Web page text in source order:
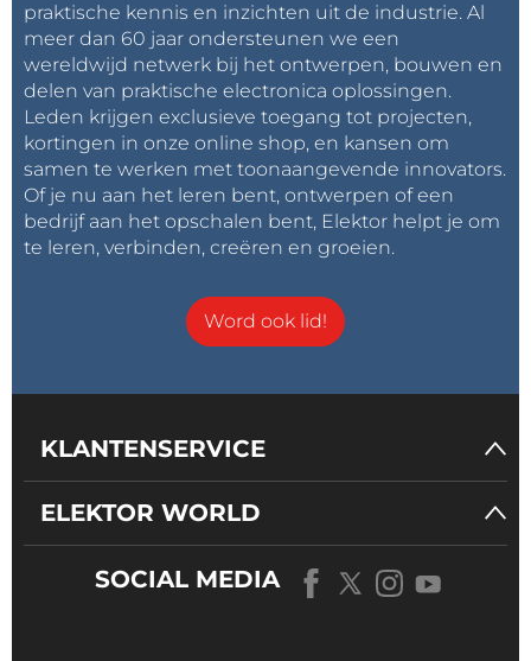
praktische kennis en inzichten uit de industrie. Al
meer dan 60 jaar ondersteunen we een
wereldwijd netwerk bij het ontwerpen, bouwen en
delen van praktische electronica oplossingen.
Leden krijgen exclusieve toegang tot projecten,
kortingen in onze online shop, en kansen om
samen te werken met toonaangevende innovators.
Of je nu aan het leren bent, ontwerpen of een
bedrijf aan het opschalen bent, Elektor helpt je om
te leren, verbinden, creëren en groeien.
Word ook lid!
KLANTENSERVICE
ELEKTOR WORLD
SOCIAL MEDIA